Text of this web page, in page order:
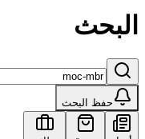
البحث
حفظ البحث